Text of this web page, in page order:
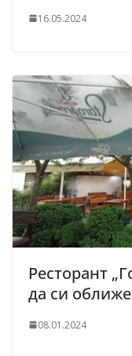
16.05.2024
Ресторант
да си
08.01.2024